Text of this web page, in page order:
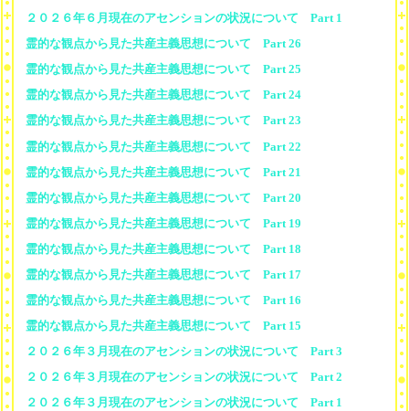
２０２６年６月現在のアセンションの状況について Part 1
霊的な観点から見た共産主義思想について Part 26
霊的な観点から見た共産主義思想について Part 25
霊的な観点から見た共産主義思想について Part 24
霊的な観点から見た共産主義思想について Part 23
霊的な観点から見た共産主義思想について Part 22
霊的な観点から見た共産主義思想について Part 21
霊的な観点から見た共産主義思想について Part 20
霊的な観点から見た共産主義思想について Part 19
霊的な観点から見た共産主義思想について Part 18
霊的な観点から見た共産主義思想について Part 17
霊的な観点から見た共産主義思想について Part 16
霊的な観点から見た共産主義思想について Part 15
２０２６年３月現在のアセンションの状況について Part 3
２０２６年３月現在のアセンションの状況について Part 2
２０２６年３月現在のアセンションの状況について Part 1